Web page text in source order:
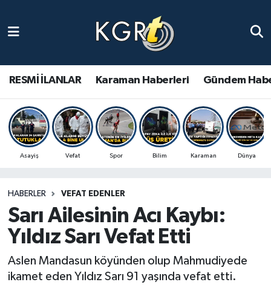
RESMİ İLANLAR Karaman Haberleri Gündem
Asayiş Vefat Spor Bilim Karaman Dünya
HABERLER VEFAT EDENLER
Sarı Ailesinin Acı Kaybı:
Yıldız Sarı Vefat Etti
Aslen Mandasun köyünden olup Mahmudiyede
ikamet eden Yıldız Sarı 91 yaşında vefat etti.
Gündem Haberleri
Güncel Haberler
Spor Haberleri
Ulusal Haberler
Vefat Edenler